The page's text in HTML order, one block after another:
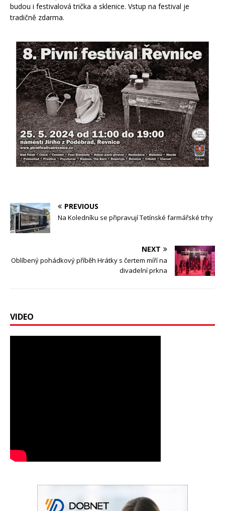
budou i festivalová trička a sklenice. Vstup na festival je
tradičně zdarma.
PREVIOUS
Na Koledníku se připravují Tetínské farmářské trhy
NEXT
Oblíbený pohádkový příběh Hrátky s čertem míří na
divadelní prkna
VIDEO